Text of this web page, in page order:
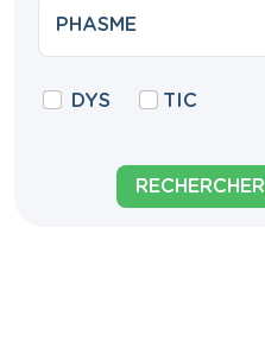
DYS TIC
RECHERCHER